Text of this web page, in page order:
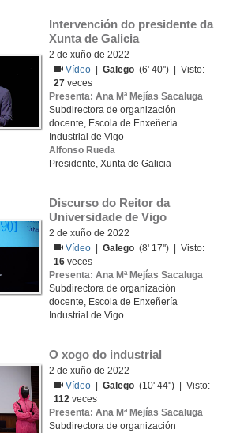
Intervención do presidente da
Xunta de Galicia
2 de xuño de 2022
Vídeo
|Galego (6' 40'') | Visto:
27 veces
Presenta: Ana Mª Mejías Sacaluga
Subdirectora de organización
docente, Escola de Enxeñería
Industrial de Vigo
Alfonso Rueda
Presidente, Xunta de Galicia
Discurso do Reitor da
Universidade de Vigo
2 de xuño de 2022
Vídeo
|Galego (8' 17'') | Visto:
16 veces
Presenta: Ana Mª Mejías Sacaluga
Subdirectora de organización
docente, Escola de Enxeñería
Industrial de Vigo
O xogo do industrial
2 de xuño de 2022
Vídeo
|Galego (10' 44'') | Visto:
112 veces
Presenta: Ana Mª Mejías Sacaluga
Subdirectora de organización